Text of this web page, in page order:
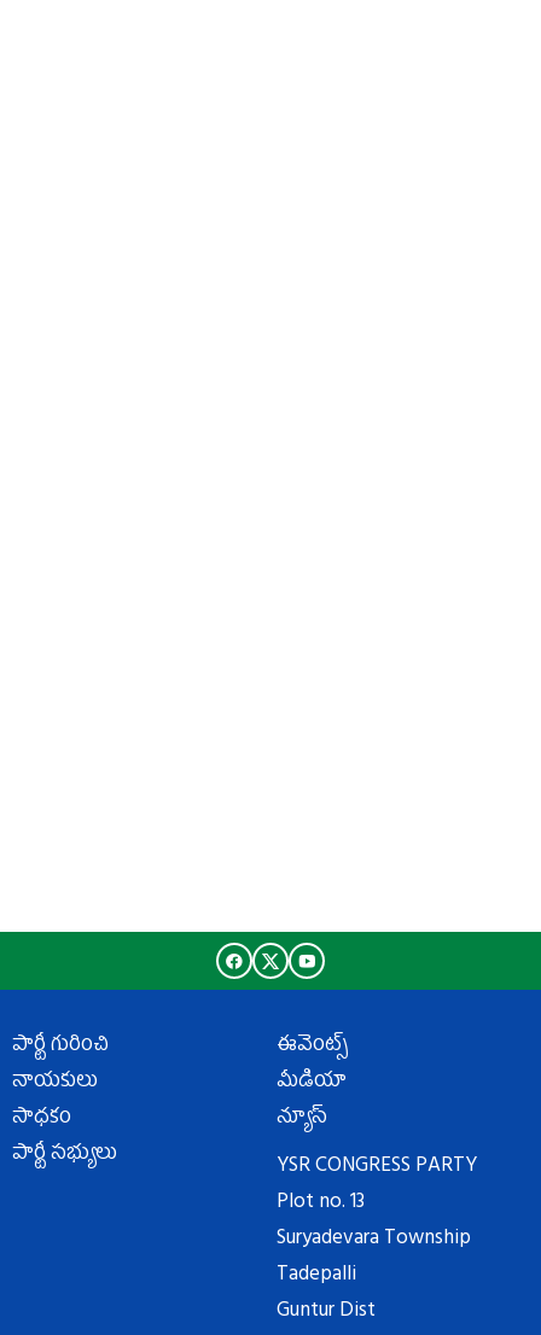
పార్టీ గురించి
నాయకులు
సాధకం
పార్టీ సభ్యులు
ఈవెంట్స్
మీడియా
న్యూస్
YSR CONGRESS PARTY
Plot no. 13
Suryadevara Township
Tadepalli
Guntur Dist